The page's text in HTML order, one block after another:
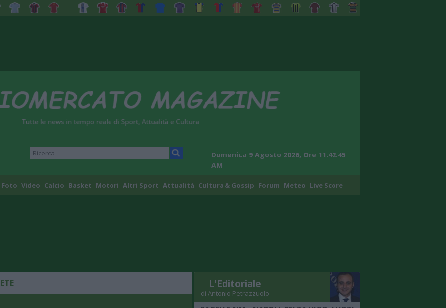
Domenica 9 Agosto 2026, Ore 11:42:46
AM
Foto Video Calcio Basket Motori Altri Sport Attualità Cultura & Gossip Forum Meteo Live Score
L'Editoriale
di Antonio Petrazzuolo